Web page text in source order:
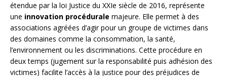
étendue par la loi Justice du XXIe siècle de 2016, représente
une innovation procédurale majeure. Elle permet à des
associations agréées d’agir pour un groupe de victimes dans
des domaines comme la consommation, la santé,
l’environnement ou les discriminations. Cette procédure en
deux temps (jugement sur la responsabilité puis adhésion des
victimes) facilite l’accès à la justice pour des préjudices de